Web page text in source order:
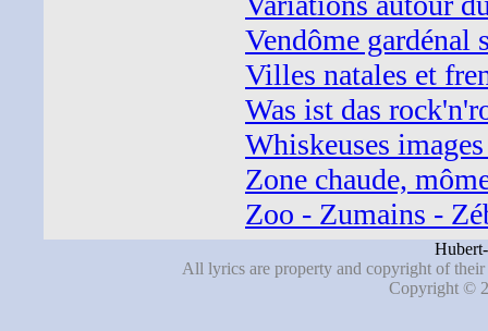
Vendôme gardénal
Villes natales et
Was ist das
Whiskeuses
Zone chaude,
Zoo - Zumains -
All lyrics are property and copyright of
Copyright ©